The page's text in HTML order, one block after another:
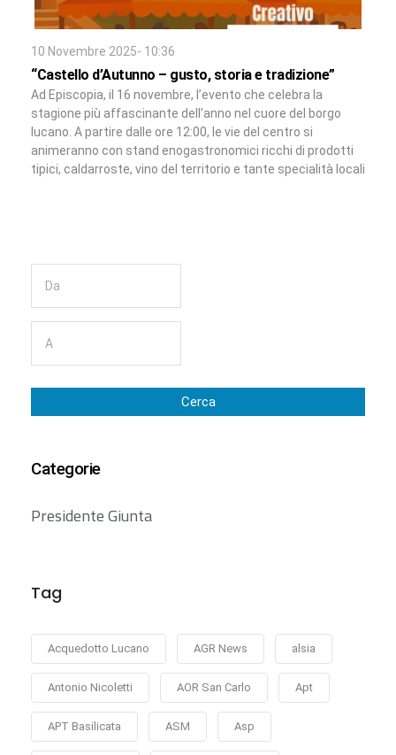
10 Novembre 2025- 10:36
“Castello d’Autunno – gusto, storia e tradizione”
Ad Episcopia, il 16 novembre, l’evento che celebra la
stagione più affascinante dell’anno nel cuore del borgo
lucano. A partire dalle ore 12:00, le vie del centro si
animeranno con stand enogastronomici ricchi di prodotti
tipici, caldarroste, vino del territorio e tante specialità locali
Cerca
Categorie
Presidente Giunta
Tag
Acquedotto Lucano AGR News alsia
Antonio Nicoletti AOR San Carlo Apt
APT Basilicata ASM Asp